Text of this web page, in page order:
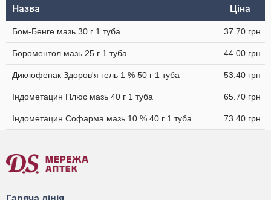
Назва Ціна
Бом-Бенге мазь 30 г 1 туба 37.70 грн
Бороментол мазь 25 г 1 туба 44.00 грн
Диклофенак Здоров'я гель 1 % 50 г 1 туба 53.40 грн
Індометацин Плюс мазь 40 г 1 туба 65.70 грн
Індометацин Софарма мазь 10 % 40 г 1 туба 73.40 грн